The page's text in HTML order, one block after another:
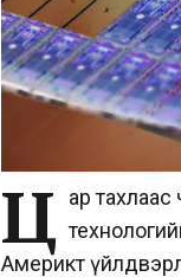
Ц ар тахлаас
Америкт